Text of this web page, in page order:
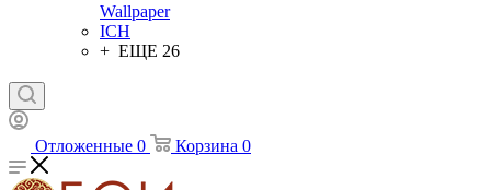
Wallpaper
ICH
+ ЕЩЕ 26
Отложенные 0 Корзина 0